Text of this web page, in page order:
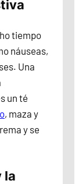
tiempo
náuseas,
Una
un té
, maza y
y se
la